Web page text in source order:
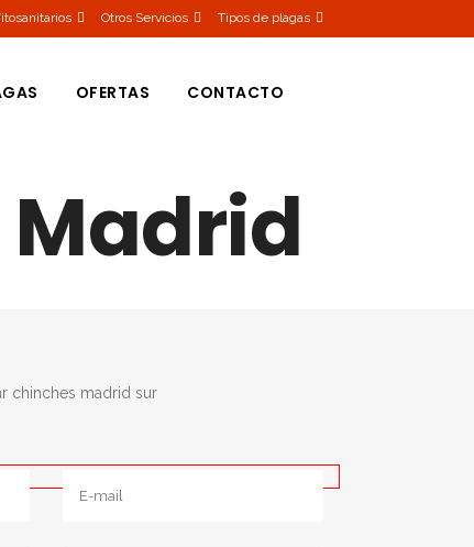
Otros Servicios Tipos de plagas
OFERTAS CONTACTO